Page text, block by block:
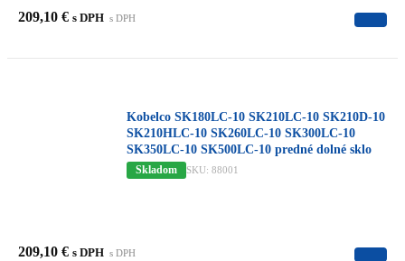
209,10 € s DPH s DPH
Kobelco SK180LC-10 SK210LC-10 SK210D-10
SK210HLC-10 SK260LC-10 SK300LC-10
SK350LC-10 SK500LC-10 predné dolné sklo
Skladom SKU: 88001
209,10 € s DPH s DPH